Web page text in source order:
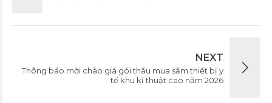
NEXT
Thông báo mời chào giá gói thầu mua sắm thiết bị y
tế khu kĩ thuật cao năm 2026